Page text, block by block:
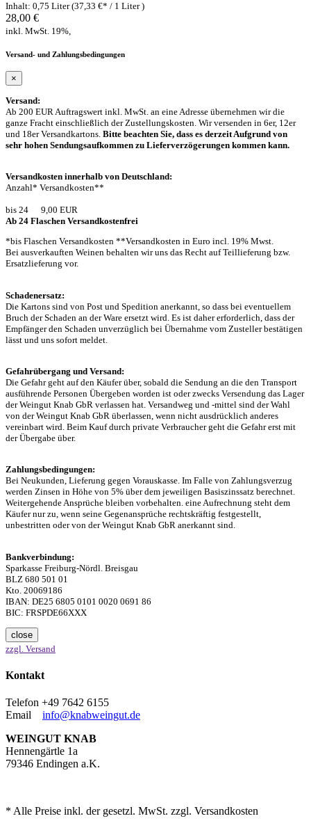
Inhalt: 0,75 Liter (37,33 €* / 1 Liter )
28,00 €
inkl. MwSt. 19%,
Versand- und Zahlungsbedingungen
×
Versand:
Ab 200 EUR Auftragswert inkl. MwSt. an eine Adresse übernehmen wir die
ganze Fracht einschließlich der Zustellungskosten. Wir versenden in 6er, 12er
und 18er Versandkartons. Bitte beachten Sie, dass es derzeit Aufgrund von
sehr hohen Sendungsaufkommen zu Lieferverzögerungen kommen kann.
Versandkosten innerhalb von Deutschland:
Anzahl* Versandkosten**
bis 24 9,00 EUR
Ab 24 Flaschen Versandkostenfrei
*bis Flaschen Versandkosten **Versandkosten in Euro incl. 19% Mwst.
Bei ausverkauften Weinen behalten wir uns das Recht auf Teillieferung bzw.
Ersatzlieferung vor.
Schadenersatz:
Die Kartons sind von Post und Spedition anerkannt, so dass bei eventuellem
Bruch der Schaden an der Ware ersetzt wird. Es ist daher erforderlich, dass der
Empfänger den Schaden unverzüglich bei Übernahme vom Zusteller bestätigen
lässt und uns sofort meldet.
Gefahrübergang und Versand:
Die Gefahr geht auf den Käufer über, sobald die Sendung an die den Transport
ausführende Personen Übergeben worden ist oder zwecks Versendung das Lager
der Weingut Knab GbR verlassen hat. Versandweg und -mittel sind der Wahl
von der Weingut Knab GbR überlassen, wenn nicht ausdrücklich anderes
vereinbart wird. Beim Kauf durch private Verbraucher geht die Gefahr erst mit
der Übergabe über.
Zahlungsbedingungen:
Bei Neukunden, Lieferung gegen Vorauskasse. Im Falle von Zahlungsverzug
werden Zinsen in Höhe von 5% über dem jeweiligen Basiszinssatz berechnet.
Weitergehende Ansprüche bleiben vorbehalten. eine Aufrechnung steht dem
Käufer nur zu, wenn seine Gegenansprüche rechtskräftig festgestellt,
unbestritten oder von der Weingut Knab GbR anerkannt sind.
Bankverbindung:
Sparkasse Freiburg-Nördl. Breisgau
BLZ 680 501 01
Kto. 20069186
IBAN: DE25 6805 0101 0020 0691 86
BIC: FRSPDE66XXX
close
zzgl. Versand
Kontakt
Telefon +49 7642 6155
Email info@knabweingut.de
WEINGUT KNAB
Hennengärtle 1a
79346 Endingen a.K.
* Alle Preise inkl. der gesetzl. MwSt. zzgl. Versandkosten